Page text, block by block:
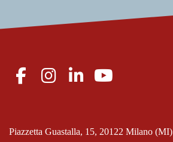
Piazzetta Guastalla, 15, 20122 Milano (MI)